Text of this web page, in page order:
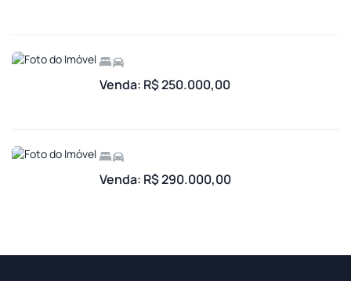
Venda: R$ 250.000,00
Venda: R$ 290.000,00